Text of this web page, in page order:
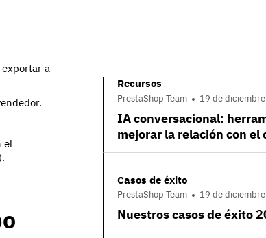
a
el
Recursos
PrestaShop Team 19 de
IA conversacional:
mejorar la relación con el
Casos de éxito
PrestaShop Team 19 de
Nuestros casos de éxito